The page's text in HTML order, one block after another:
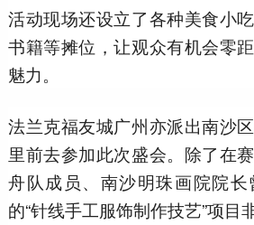
活动现场还设立了各种美食小
书籍等摊位，让观众有机会零
魅力。
法兰克福友城广州亦派出南沙
里前去参加此次盛会。除了在
舟队成员、南沙明珠画院院
的“针线手工服饰制作技艺”项目